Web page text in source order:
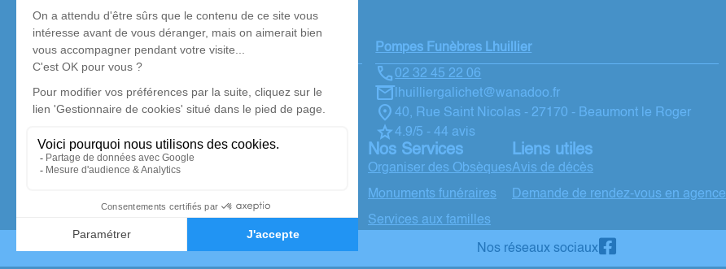
Nos agences
Pompes Funèbres Lhuillier
02 32 34 76 45
lhuillierpascale@wanadoo.fr
2, Rue du Général de Gaulle - 27110 - Le Neubourg
Pompes Funèbres Lhuillier
02 32 45 22 06
lhuilliergalichet@wanadoo.fr
40, Rue Saint Nicolas - 27170 - Beaumont le Roger
4.9/5 - 44 avis
Nos Services
Organiser des Obsèques
Monuments funéraires
Services aux familles
Liens utiles
Avis de décès
Demande de rendez-vous en agence
Nos réseaux sociaux